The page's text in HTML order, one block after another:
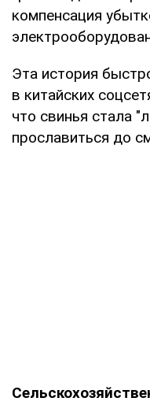
компенсация
Эта история
в китайских
что свинья стала
прославиться до